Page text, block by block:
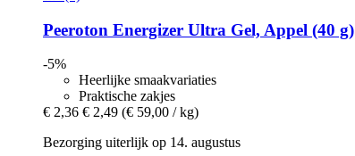
Peeroton Energizer Ultra Gel, Appel (40 g)
-5%
Heerlijke smaakvariaties
Praktische zakjes
€ 2,36 € 2,49 (€ 59,00 / kg)
Bezorging uiterlijk op 14. augustus